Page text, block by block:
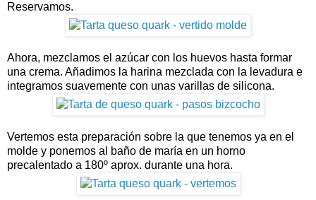
Reservamos.
Ahora, mezclamos el azúcar con los huevos hasta formar
una crema. Añadimos la harina mezclada con la levadura e
integramos suavemente con unas varillas de silicona.
Vertemos esta preparación sobre la que tenemos ya en el
molde y ponemos al baño de maría en un horno
precalentado a 180º aprox. durante una hora.